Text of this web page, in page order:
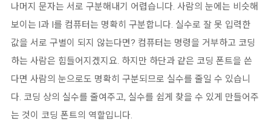
나머지 문자는 서로 구분해내기 어렵습니다. 사람의 눈에는 비슷해
보이는 l과 I를 컴퓨터는 명확히 구분합니다. 실수로 잘 못 입력한
값을 서로 구별이 되지 않는다면? 컴퓨터는 명령을 거부하고 코딩
하는 사람은 힘들어지겠지요. 하지만 하단과 같은 코딩 폰트을 쓴
다면 사람의 눈으로도 명확히 구분되므로 실수를 줄일 수 있습니
다. 코딩 상의 실수를 줄여주고, 실수를 쉽게 찾을 수 있게 만들어주
는 것이 코딩 폰트의 역할입니다.